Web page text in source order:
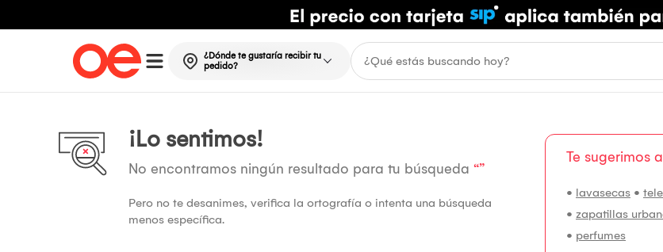
¿Dónde te gustaría recibir tu
pedido?
¡Lo sentimos!
No encontramos ningún resultado para tu búsqueda “”
Pero no te desanimes, verifica la ortografía o intenta una búsqueda
menos específica.
Te sugerimos
• lavasecas •
• zapatillas
• perfumes